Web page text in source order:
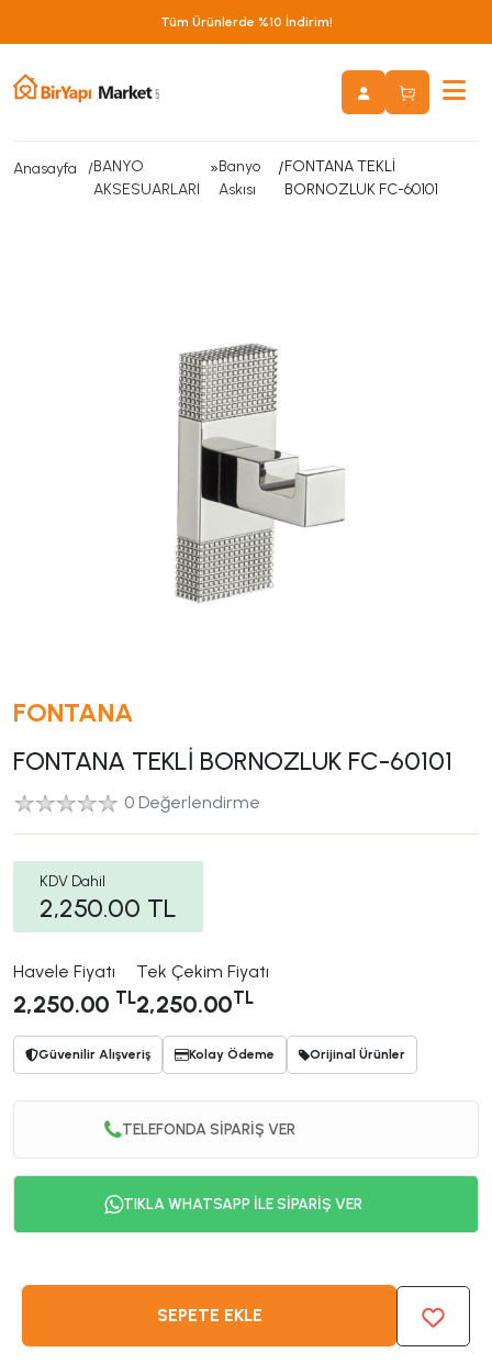
Tüm Ürünlerde %10 İndirim!
Anasayfa
BANYO
AKSESUARLARI
»Banyo
Askısı
/FONTANA TEKLİ
BORNOZLUK FC-60101
FONTANA
FONTANA TEKLİ BORNOZLUK FC-60101
0 Değerlendirme
KDV Dahil
2,250.00 TL
Havele Fiyatı
2,250.00 TL
Tek Çekim Fiyatı
2,250.00TL
Güvenilir Alışveriş Kolay Ödeme Orijinal Ürünler
TELEFONDA SİPARİŞ VER
TIKLA WHATSAPP İLE SİPARİŞ VER
SEPETE EKLE